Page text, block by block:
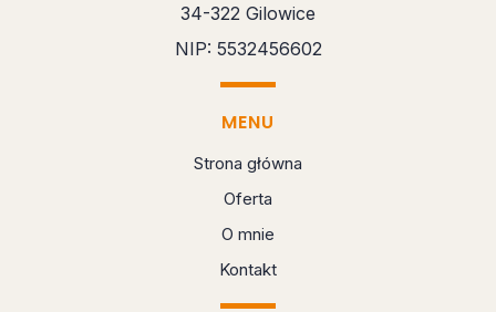
34-322 Gilowice
NIP: 5532456602
MENU
Strona główna
Oferta
O mnie
Kontakt